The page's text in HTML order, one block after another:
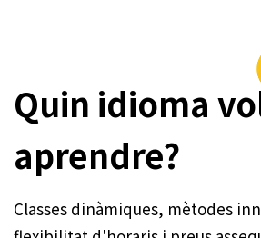
Quin idioma
aprendre?
Classes dinàmiques, mètodes